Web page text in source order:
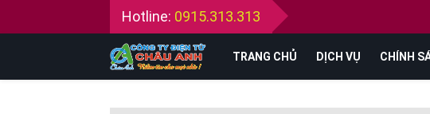
Hotline: 0915.313.313
TRANG CHỦ DỊCH VỤ CHÍNH